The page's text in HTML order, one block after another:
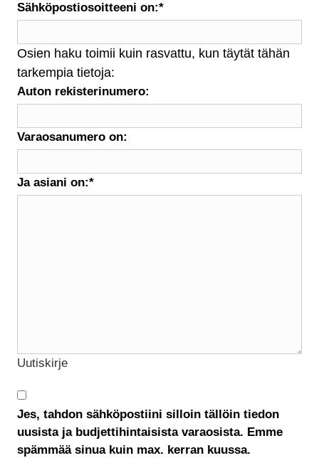
Sähköpostiosoitteeni on:*
Osien haku toimii kuin rasvattu, kun täytät tähän
tarkempia tietoja:
Auton rekisterinumero:
Varaosanumero on:
Ja asiani on:*
Uutiskirje
Jes, tahdon sähköpostiini silloin tällöin tiedon
uusista ja budjettihintaisista varaosista. Emme
spämmää sinua kuin max. kerran kuussa.